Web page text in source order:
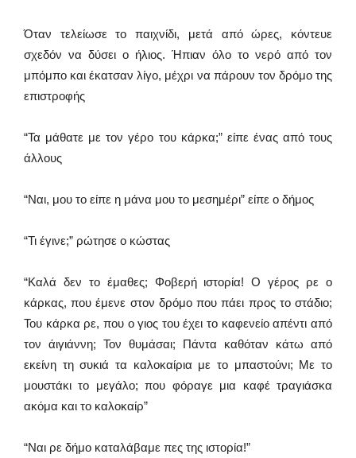
Όταν τελείωσε το παιχνίδι, μετά από ώρες, κόντευε
σχεδόν να δύσει ο ήλιος. Ήπιαν όλο το νερό από τον
μπόμπο και έκατσαν λίγο, μέχρι να πάρουν τον δρόμο της
επιστροφής
“Τα μάθατε με τον γέρο του κάρκα;” είπε ένας από τους
άλλους
“Ναι, μου το είπε η μάνα μου το μεσημέρι” είπε ο δήμος
“Τι έγινε;” ρώτησε ο κώστας
“Καλά δεν το έμαθες; Φοβερή ιστορία! Ο γέρος ρε ο
κάρκας, που έμενε στον δρόμο που πάει προς το στάδιο;
Του κάρκα ρε, που ο γιος του έχει το καφενείο απέντι από
τον άιγιάννη; Τον θυμάσαι; Πάντα καθόταν κάτω από
εκείνη τη συκιά τα καλοκαίρια με το μπαστούνι; Με το
μουστάκι το μεγάλο; που φόραγε μια καφέ τραγιάσκα
ακόμα και το καλοκαίρ”
“Ναι ρε δήμο καταλάβαμε πες της ιστορία!”